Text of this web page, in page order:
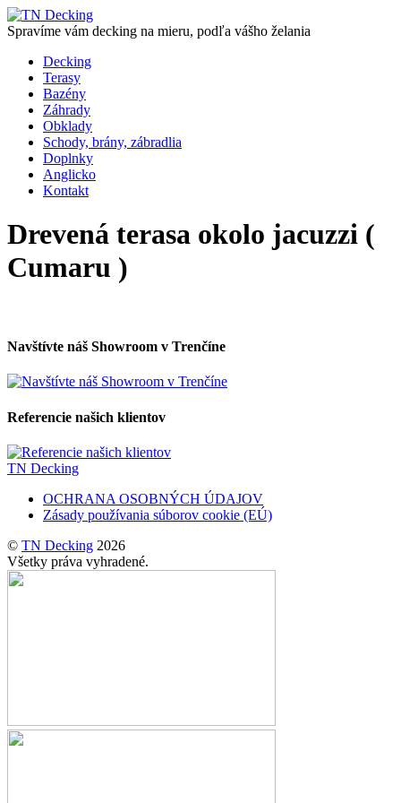
Spravíme vám decking na mieru, podľa vášho želania
Decking
Terasy
Bazény
Záhrady
Obklady
Schody, brány, zábradlia
Doplnky
Anglicko
Kontakt
Drevená terasa okolo jacuzzi (
Cumaru )
Navštívte náš Showroom v Trenčíne
Referencie našich klientov
TN Decking
OCHRANA OSOBNÝCH ÚDAJOV
Zásady používania súborov cookie (EÚ)
© TN Decking 2026
Všetky práva vyhradené.